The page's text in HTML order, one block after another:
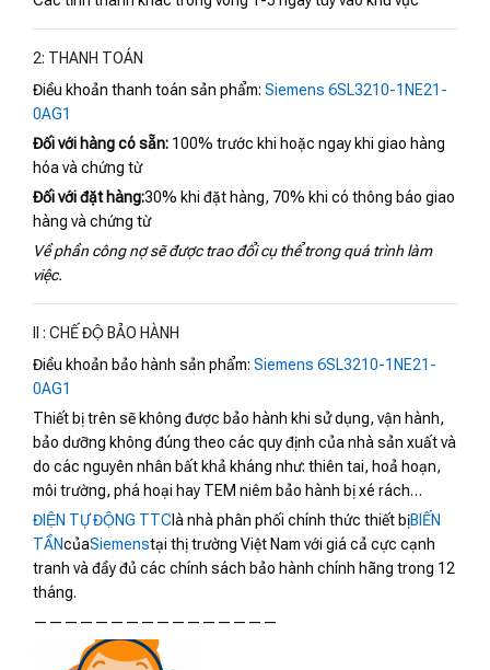
2: THANH TOÁN
Điều khoản thanh toán sản phẩm: Siemens 6SL3210-1NE21-
0AG1
Đối với hàng có sẵn: 100% trước khi hoặc ngay khi giao hàng
hóa và chứng từ
Đối với đặt hàng:30% khi đặt hàng, 70% khi có thông báo giao
hàng và chứng từ
Về phần công nợ sẽ được trao đổi cụ thể trong quá trình làm
việc.
II : CHẾ ĐỘ BẢO HÀNH
Điều khoản bảo hành sản phẩm: Siemens 6SL3210-1NE21-
0AG1
Thiết bị trên sẽ không được bảo hành khi sử dụng, vận hành,
bảo dưỡng không đúng theo các quy định của nhà sản xuất và
do các nguyên nhân bất khả kháng như: thiên tai, hoả hoạn,
môi trường, phá hoại hay TEM niêm bảo hành bị xé rách…
ĐIỆN TỰ ĐỘNG TTC là nhà phân phối chính thức thiết bịBIẾN
TẦNcủaSiemenstại thị trường Việt Nam với giá cả cực cạnh
tranh và đầy đủ các chính sách bảo hành chính hãng trong 12
tháng.
————————————————